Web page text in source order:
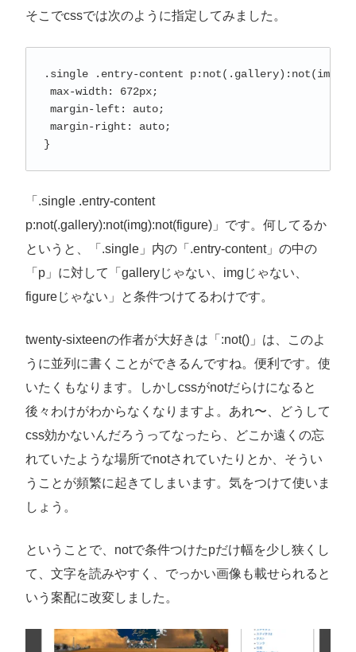
そこでcssでは次のように指定してみました。
.single .entry-content
max-width: 672px;
margin-left: auto;
margin-right: auto;
}
「.single .entry-content
p:not(.gallery):not(img):not(figure)」です。何してるか
というと、「.single」内の「.entry-content」の中の
「p」に対して「galleryじゃない、imgじゃない、
figureじゃない」と条件つけてるわけです。
twenty-sixteenの作者が大好きは「:not()」は、このよ
うに並列に書くことができるんですね。便利です。使
いたくもなります。しかしcssがnotだらけになると
後々わけがわからなくなりますよ。あれ〜、どうして
css効かないんだろうってなったら、どこか遠くの忘
れていたような場所でnotされていたりとか、そうい
うことが頻繁に起きてしまいます。気をつけて使いま
しょう。
ということで、notで条件つけたpだけ幅を少し狭くし
て、文字を読みやすく、でっかい画像も載せられると
いう案配に改変しました。